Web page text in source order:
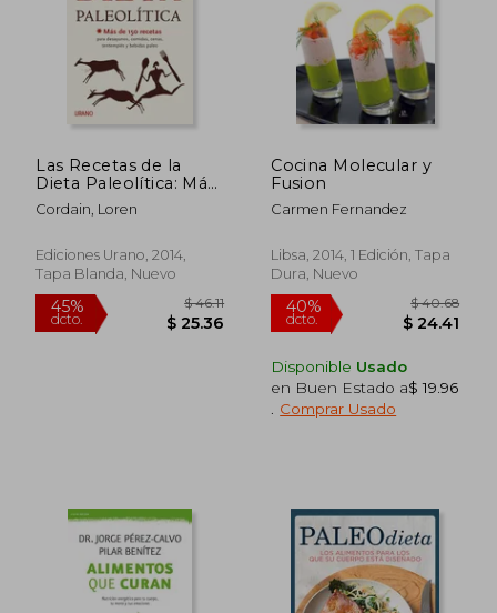
45% 40%
dcto.
Las Recetas de la
Dieta Paleolítica: Más
de 150 Recetas Para
Desayunos, Comidas,
Bebidas Paleo
(Nutrición y Dietética)
Cordain, Loren
Ediciones Urano, 2014,
Tapa Blanda, Nuevo
45%
dcto.
Cocina Molecular y
Fusion
Carmen Fernandez
Libsa, 2014, 1 Edición, Tapa
Dura, Nuevo
40%
dcto.
Disponible Usado
en Buen Estado a$ 19.96
Comprar Usado